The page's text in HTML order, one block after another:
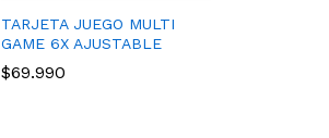
TARJETA JUEGO MULTI
GAME 6X AJUSTABLE
$69.990
$69.990